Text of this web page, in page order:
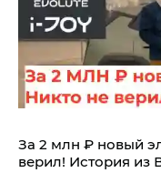
За 2 млн ₽ новый
верил! История из